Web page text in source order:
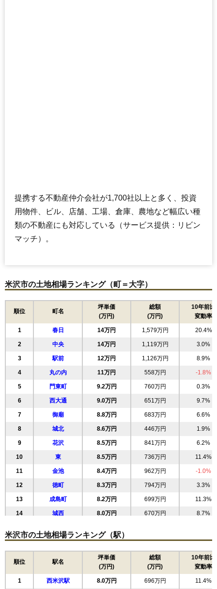
提携する不動産仲介会社が1,700社以上と多く、投資
用物件、ビル、店舗、工場、倉庫、農地など幅広い種
類の不動産にも対応している（サービス提供：リビン
マッチ）。
米沢市の土地相場ランキング（町＝大字）
順位 町名
坪単価
(万円)
総額
(万円)
10年前比
変動率
1 春日 14万円 1,579万円 20.4%
2 中央 14万円 1,119万円 3.0%
3 駅前 12万円 1,126万円 8.9%
4 丸の内 11万円 558万円 -1.8%
5 門東町 9.2万円 760万円 0.3%
6 西大通 9.0万円 651万円 9.7%
7 御廟 8.8万円 683万円 6.6%
8 城北 8.6万円 446万円 1.9%
9 花沢 8.5万円 841万円 6.2%
10 東 8.5万円 736万円 11.4%
11 金池 8.4万円 962万円 -1.0%
12 徳町 8.3万円 794万円 3.3%
13 成島町 8.2万円 699万円 11.3%
14 城西 8.0万円 670万円 8.7%
16 本町 7.9万円 405万円 2.7%
7.9万円 665万円 11.5%
7.8万円 583万円 3.0%
19 中田町 7.5万円 634万円 10.6%
米沢市の土地相場ランキング（駅）
順位 駅名
坪単価
(万円)
総額
(万円)
10年前比
変動率
1 西米沢駅 8.0万円 696万円 11.4%